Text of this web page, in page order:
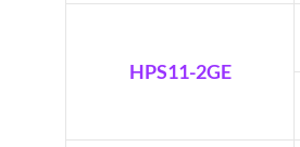
HPS11-2GE